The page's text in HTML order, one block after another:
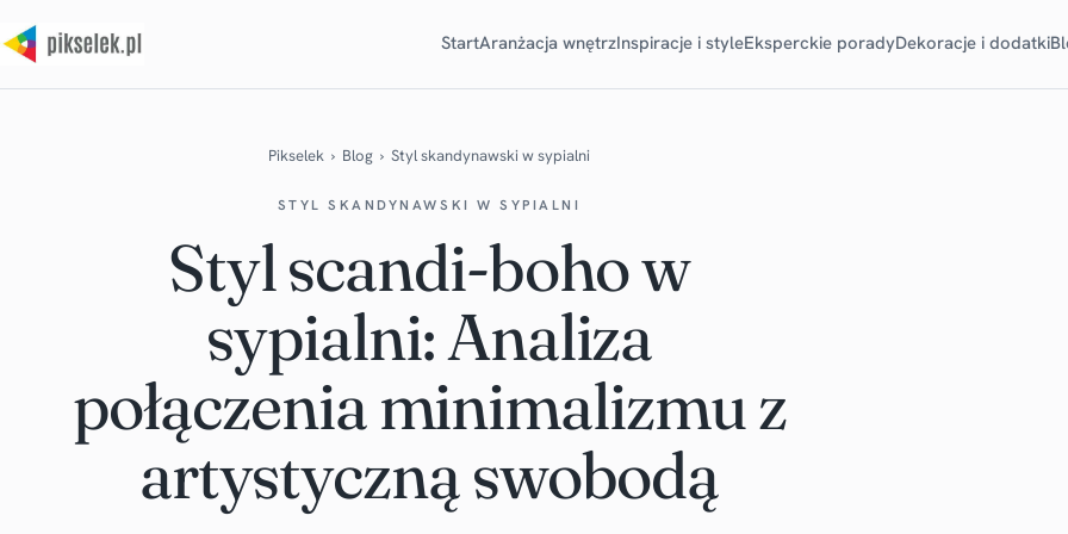
StartAranżacja wnętrzInspiracje i styleEksperckie poradyDekoracje i dodatki
Pikselek › Blog › Styl skandynawski w sypialni
STYL SKANDYNAWSKI W SYPIALNI
Styl scandi-boho w
sypialni: Analiza
połączenia minimalizmu z
artystyczną swobodą